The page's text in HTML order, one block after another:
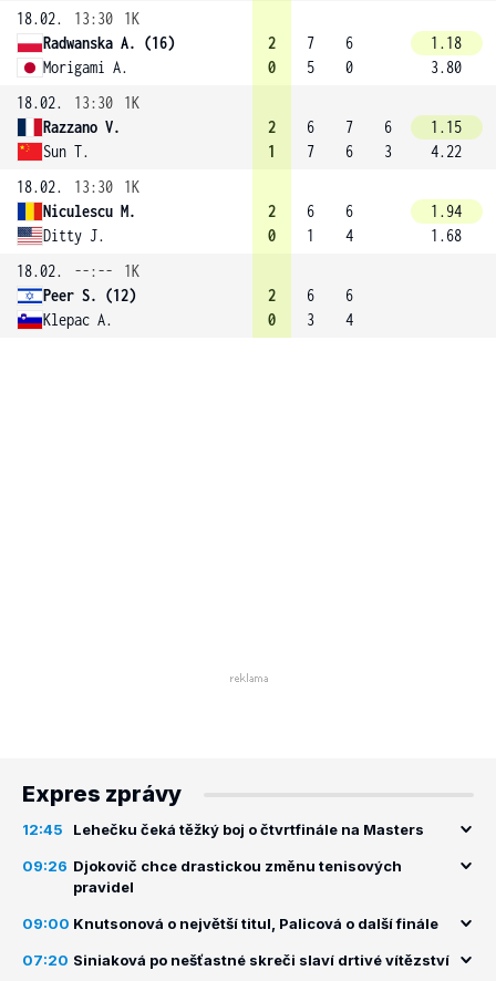
18.02. 13:30
1K
Radwanska A. (16)
Morigami A.
2
0
7
5
6
0
1.18
3.80
18.02.
13:30
1K
Razzano V.
Sun T.
2
1
6
7
7
6
6
3
1.15
4.22
18.02.
13:30
1K
Niculescu M.
Ditty J.
2
0
6
1
6
4
1.94
1.68
18.02.
--:--
1K
Peer S. (12)
Klepac A.
2
0
6
3
6
4
Expres zprávy
12:45 Lehečku čeká těžký boj o čtvrtfinále na Masters
09:26 Djokovič chce drastickou změnu tenisových
pravidel
09:00 Knutsonová o největší titul, Palicová o další finále
07:20 Siniaková po nešťastné skreči slaví drtivé vítězství